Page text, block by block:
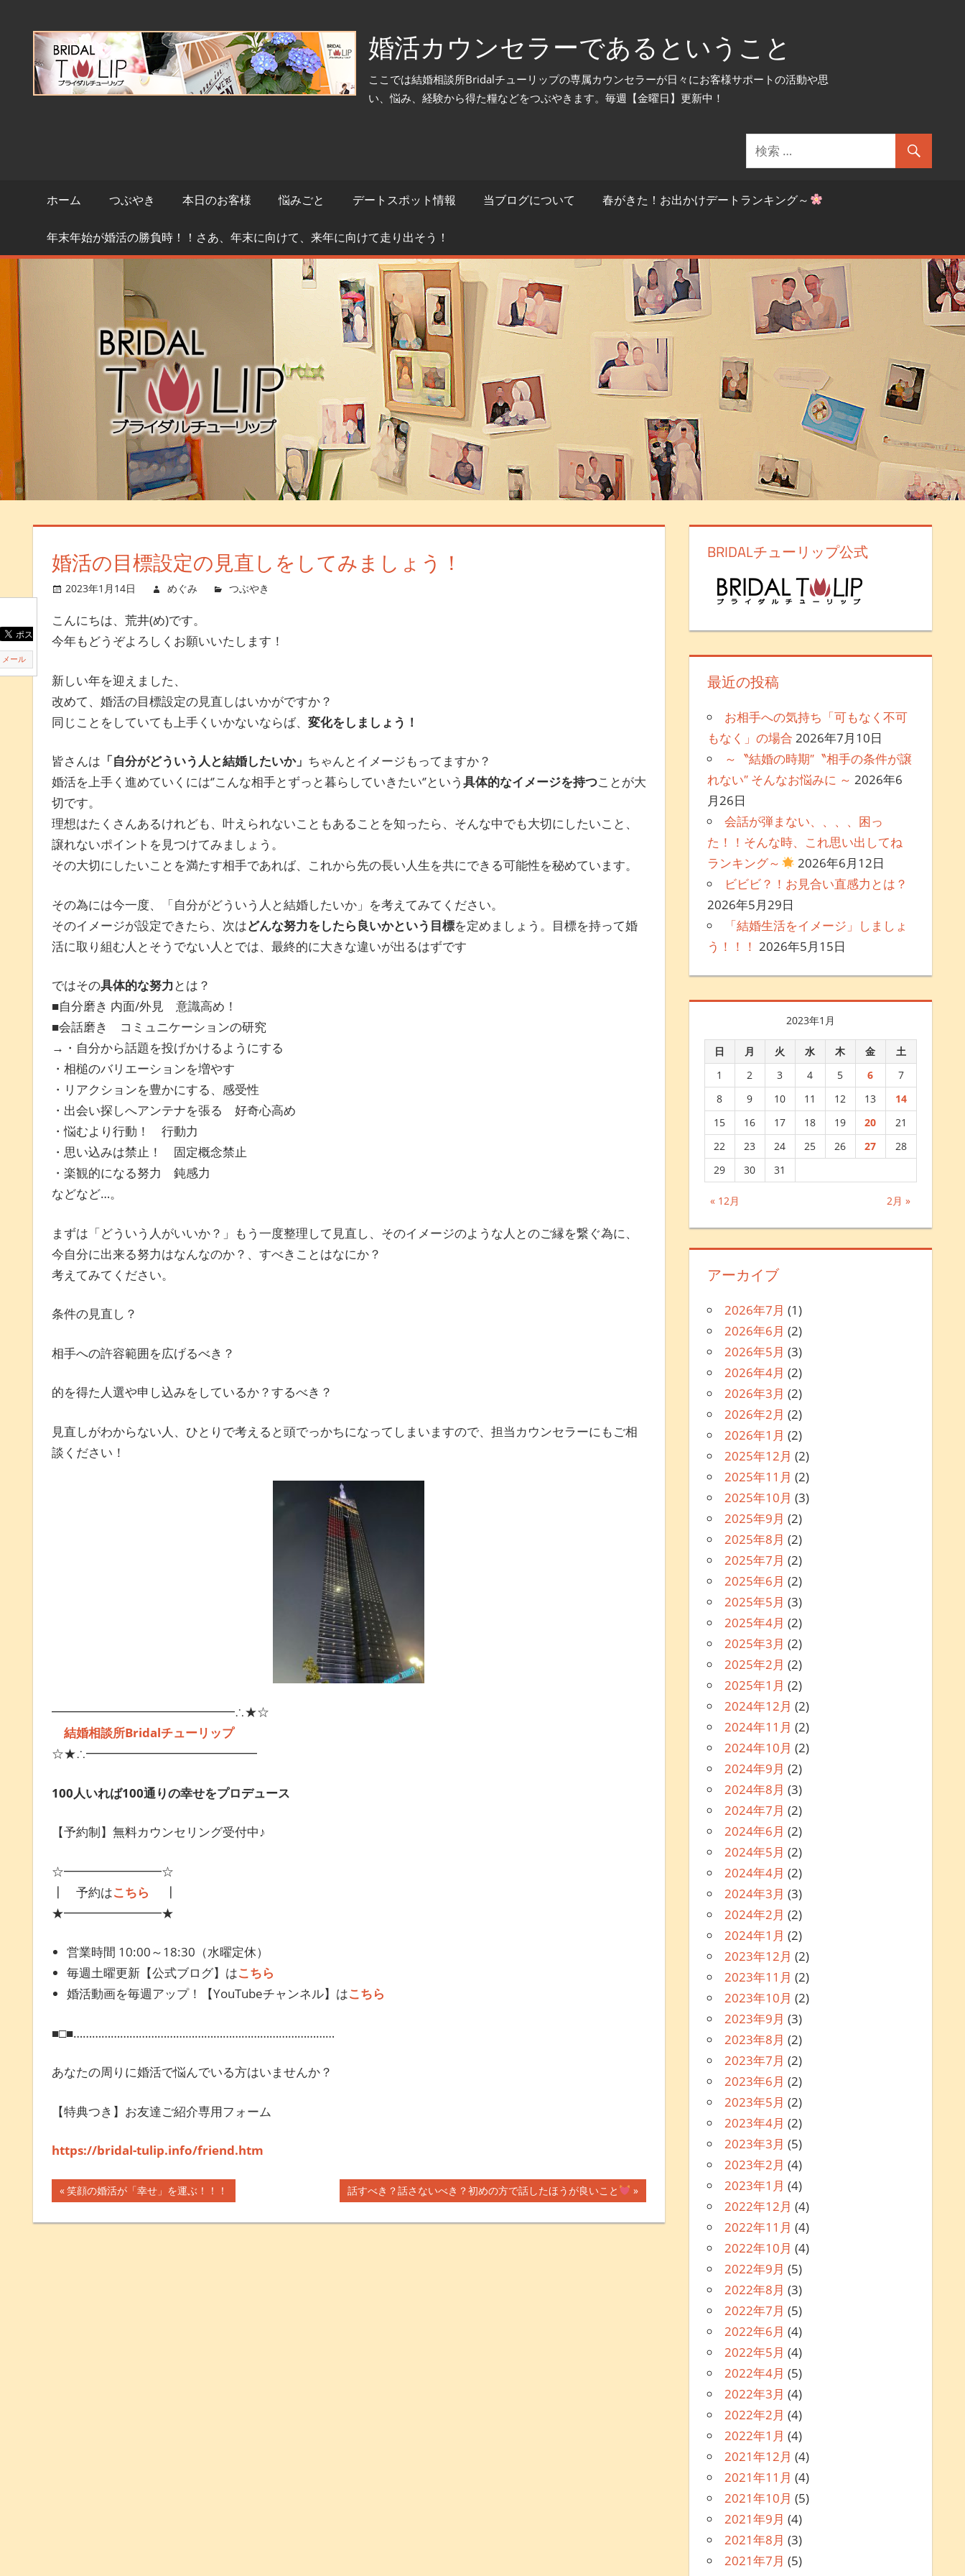
婚活カウンセラーであるということ
ここでは結婚相談所Bridalチューリップの専属カウンセラーが日々にお客様サポートの活動や思
い、悩み、経験から得た糧などをつぶやきます。毎週【金曜日】更新中！
ホーム つぶやき 本日のお客様 悩みごと デートスポット情報 当ブログについて 春がきた！お出かけデートランキング～
年末年始が婚活の勝負時！！さあ、年末に向けて、来年に向けて走り出そう！
婚活の目標設定の見直しをしてみましょう！
2023年1月14日 めぐみ つぶやき
メール
こんにちは、荒井(め)です。
今年もどうぞよろしくお願いいたします！
新しい年を迎えました、
改めて、婚活の目標設定の見直しはいかがですか？
同じことをしていても上手くいかないならば、 変化をしましょう！
皆さんは 「自分がどういう人と結婚したいか」 ちゃんとイメージもってますか？
婚活を上手く進めていくには‘’こんな相手とずっと暮らしていきたい‘’という具体的なイメージを持つことが大
切です。
理想はたくさんあるけれども、叶えられないこともあることを知ったら、そんな中でも大切にしたいこと、
譲れないポイントを見つけてみましょう。
その大切にしたいことを満たす相手であれば、これから先の長い人生を共にできる可能性を秘めています。
その為には今一度、「自分がどういう人と結婚したいか」を考えてみてください。
そのイメージが設定できたら、次はどんな努力をしたら良いかという目標を定めましょう。目標を持って婚
活に取り組む人とそうでない人とでは、最終的に大きな違いが出るはずです
ではその具体的な努力 とは？
■自分磨き 内面/外見 意識高め！
■会話磨き コミュニケーションの研究
→・自分から話題を投げかけるようにする
・相槌のバリエーションを増やす
・リアクションを豊かにする、感受性
・出会い探しへアンテナを張る 好奇心高め
・悩むより行動！ 行動力
・思い込みは禁止！ 固定概念禁止
・楽観的になる努力 鈍感力
などなど…。
まずは「どういう人がいいか？」もう一度整理して見直し、そのイメージのような人とのご縁を繋ぐ為に、
今自分に出来る努力はなんなのか？、すべきことはなにか？
考えてみてください。
条件の見直し？
相手への許容範囲を広げるべき？
的を得た人選や申し込みをしているか？するべき？
見直しがわからない人、ひとりで考えると頭でっかちになってしまいますので、担当カウンセラーにもご相
談ください！
━━━━━━━━━━━━━━━∴★☆
結婚相談所Bridalチューリップ
☆★∴━━━━━━━━━━━━━━
100人いれば100通りの幸せをプロデュース
【予約制】無料カウンセリング受付中♪
☆━━━━━━━━☆
┃ 予約はこちら ┃
★━━━━━━━━★
営業時間 10:00～18:30（水曜定休）
毎週土曜更新【公式ブログ】はこちら
婚活動画を毎週アップ！【YouTubeチャンネル】はこちら
■□■…………………………………………………………………………
あなたの周りに婚活で悩んでいる方はいませんか？
【特典つき】お友達ご紹介専用フォーム
https://bridal-tulip.info/friend.htm
投
前
記
笑顔の婚活が「幸せ」を運ぶ！！！
次
記
話すべき？話さないべき？初めの方で話したほうが良いこと
BRIDALチューリップ公式
最近の投稿
お相手への気持ち「可もなく不可
もなく」の場合 2026年7月10日
～〝結婚の時期″〝相手の条件が譲
れない″ そんなお悩みに ～ 2026年6
月26日
会話が弾まない、、、、困っ
た！！そんな時、これ思い出してね
ランキング～
2026年6月12日
ビビビ？！お見合い直感力とは？
2026年5月29日
「結婚生活をイメージ」しましょ
う！！！ 2026年5月15日
2023年1月
日 月 火 水 木 金 土
« 12月 2月 »
1 2 3 4 5 6
7
8
9 10 11 12 13
14
15
16 17 18 19 20
21
22
23 24 25 26 27
28
29
30 31
アーカイブ
2026年7月 (1)
2026年6月 (2)
2026年5月 (3)
2026年4月 (2)
2026年3月 (2)
2026年2月 (2)
2026年1月 (2)
2025年12月 (2)
2025年11月 (2)
2025年10月 (3)
2025年9月 (2)
2025年8月 (2)
2025年7月 (2)
2025年6月 (2)
2025年5月 (3)
2025年4月 (2)
2025年3月 (2)
2025年2月 (2)
2025年1月 (2)
2024年12月 (2)
2024年11月 (2)
2024年10月 (2)
2024年9月 (2)
2024年8月 (3)
2024年7月 (2)
2024年6月 (2)
2024年5月 (2)
2024年4月 (2)
2024年3月 (3)
2024年2月 (2)
2024年1月 (2)
2023年12月 (2)
2023年11月 (2)
2023年10月 (2)
2023年9月 (3)
2023年8月 (2)
2023年7月 (2)
2023年6月 (2)
2023年5月 (2)
2023年4月 (2)
2023年3月 (5)
2023年2月 (4)
2023年1月 (4)
2022年12月 (4)
2022年11月 (4)
2022年10月 (4)
2022年9月 (5)
2022年8月 (3)
2022年7月 (5)
2022年6月 (4)
2022年5月 (4)
2022年4月 (5)
2022年3月 (4)
2022年2月 (4)
2022年1月 (4)
2021年12月 (4)
2021年11月 (4)
2021年10月 (5)
2021年9月 (4)
2021年8月 (3)
2021年7月 (5)